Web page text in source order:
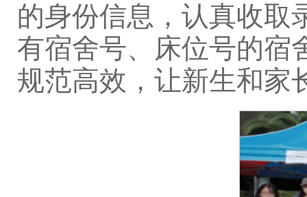
的身份信息，认真收取
有宿舍号、床位号的宿
规范高效，让新生和家